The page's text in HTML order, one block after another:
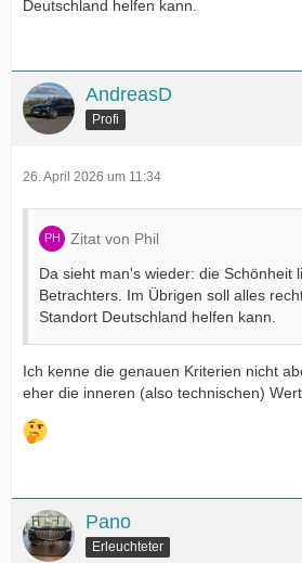
Deutschland helfen kann.
AndreasD
Profi
26. April 2026 um 11:34
Zitat von Phil
Da sieht man's wieder: die Schönheit
Betrachters. Im Übrigen soll alles
Standort Deutschland helfen kann.
Ich kenne die genauen Kriterien nicht
eher die inneren (also technischen)
Pano
Erleuchteter